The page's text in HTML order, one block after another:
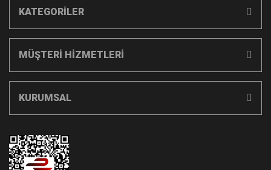
KATEGORİLER
MÜŞTERİ HİZMETLERİ
KURUMSAL